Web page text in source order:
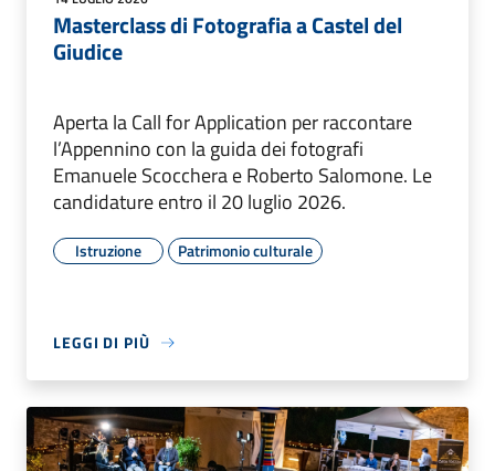
Masterclass di Fotografia a Castel del
Giudice
Aperta la Call for Application per raccontare
l’Appennino con la guida dei fotografi
Emanuele Scocchera e Roberto Salomone. Le
candidature entro il 20 luglio 2026.
Istruzione Patrimonio culturale
LEGGI DI PIÙ